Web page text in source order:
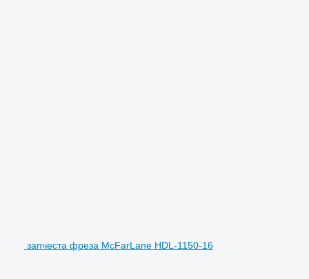
запчеста фреза McFarLane HDL-1150-16